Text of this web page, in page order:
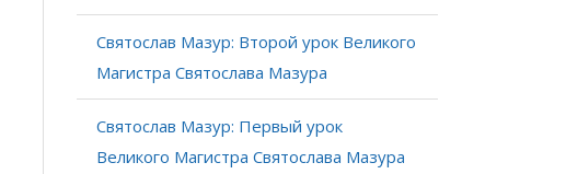
Святослав Мазур: Второй урок Великого
Магистра Святослава Мазура
Святослав Мазур: Первый урок
Великого Магистра Святослава Мазура